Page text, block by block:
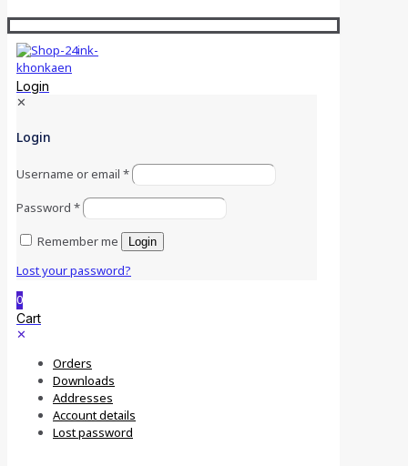
Login
✕
Login
Username or email *
Password *
Remember me
Login
Lost your password?
0
Cart
✕
Orders
Downloads
Addresses
Account details
Lost password